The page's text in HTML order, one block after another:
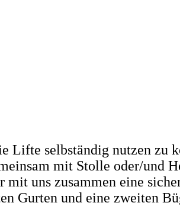
Lifte selbständig nutzen zu
mit Stolle oder/und
uns zusammen eine
Gurten und eine zweiten